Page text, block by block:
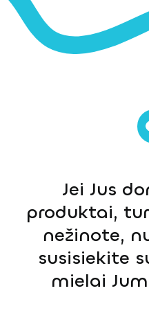
Jei Jus
produktai,
nežinote,
susisiekite
mielai